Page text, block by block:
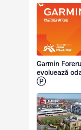
Garmin
evoluează
Ⓟ